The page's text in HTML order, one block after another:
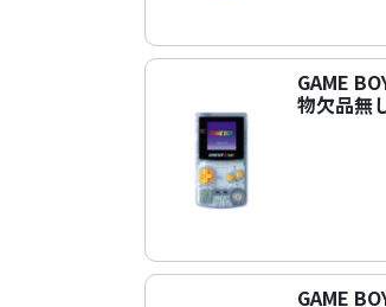
GAME
物欠品無
GAME